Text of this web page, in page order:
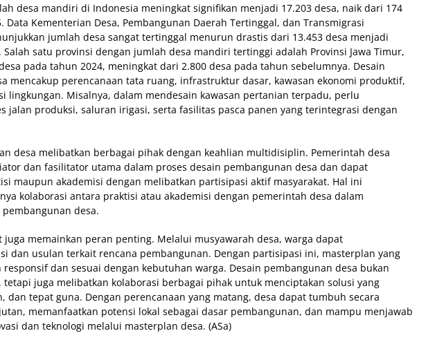
desa mandiri di Indonesia meningkat signifikan menjadi 17.203 desa, naik dari 174
Data Kementerian Desa, Pembangunan Daerah Tertinggal, dan Transmigrasi
jumlah desa sangat tertinggal menurun drastis dari 13.453 desa menjadi
Salah satu provinsi dengan jumlah desa mandiri tertinggi adalah Provinsi Jawa Timur,
pada tahun 2024, meningkat dari 2.800 desa pada tahun sebelumnya. Desain
mencakup perencanaan tata ruang, infrastruktur dasar, kawasan ekonomi produktif,
lingkungan. Misalnya, dalam mendesain kawasan pertanian terpadu, perlu
jalan produksi, saluran irigasi, serta fasilitas pasca panen yang terintegrasi dengan
desa melibatkan berbagai pihak dengan keahlian multidisiplin. Pemerintah desa
dan fasilitator utama dalam proses desain pembangunan desa dan dapat
maupun akademisi dengan melibatkan partisipasi aktif masyarakat. Hal ini
kolaborasi antara praktisi atau akademisi dengan pemerintah desa dalam
desa.
juga memainkan peran penting. Melalui musyawarah desa, warga dapat
dan usulan terkait rencana pembangunan. Dengan partisipasi ini, masterplan yang
dan sesuai dengan kebutuhan warga. Desain pembangunan desa bukan
tetapi juga melibatkan kolaborasi berbagai pihak untuk menciptakan solusi yang
dan tepat guna. Dengan perencanaan yang matang, desa dapat tumbuh secara
memanfaatkan potensi lokal sebagai dasar pembangunan, dan mampu menjawab
dan teknologi melalui masterplan desa. (ASa)